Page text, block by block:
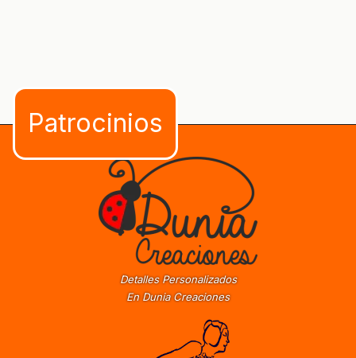
Detalles Personalizados
En Dunia Creaciones